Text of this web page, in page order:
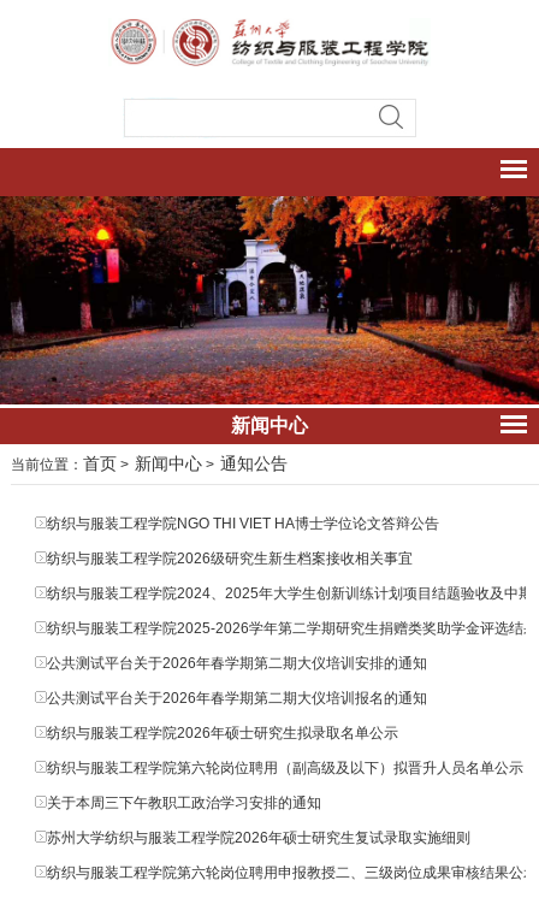
新闻中心
当前位置： 首页 > 新闻中心 > 通知公告
纺织与服装工程学院NGO THI VIET HA博士学位论文答辩公告
纺织与服装工程学院2026级研究生新生档案接收相关事宜
纺织与服装工程学院2024、2025年大学生创新训练计划项目结题验收及中期
纺织与服装工程学院2025-2026学年第二学期研究生捐赠类奖助学金评选结
公共测试平台关于2026年春学期第二期大仪培训安排的通知
公共测试平台关于2026年春学期第二期大仪培训报名的通知
纺织与服装工程学院2026年硕士研究生拟录取名单公示
纺织与服装工程学院第六轮岗位聘用（副高级及以下）拟晋升人员名单公示
关于本周三下午教职工政治学习安排的通知
苏州大学纺织与服装工程学院2026年硕士研究生复试录取实施细则
纺织与服装工程学院第六轮岗位聘用申报教授二、三级岗位成果审核结果公示